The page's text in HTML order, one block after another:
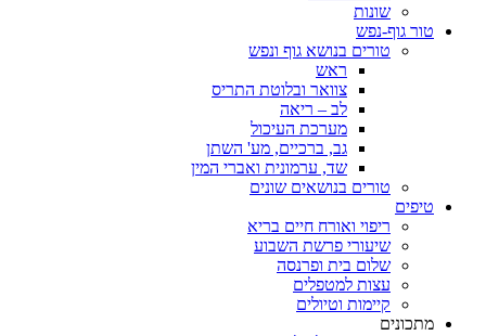
שונות
טור גוף-נפש
טורים בנושא גוף ונפש
ראש
צוואר ובלוטת התריס
לב – ריאה
מערכת העיכול
גב, ברכיים, מע' השתן
שד, ערמונית ואברי המין
טורים בנושאים שונים
טיפים
ריפוי ואורח חיים בריא
שיעורי פרשת השבוע
שלום בית ופרנסה
עצות למטפלים
קיימות וטיולים
מתכונים